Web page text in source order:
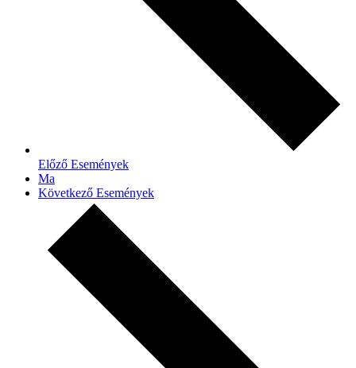
Előző Események
Ma
Következő Események